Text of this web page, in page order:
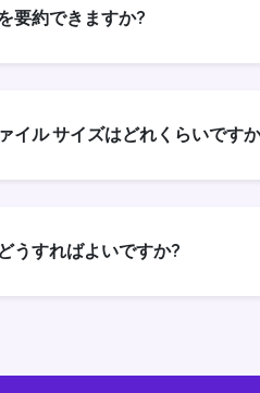
要約できますか?
イル サイズはどれくらいです
うすればよいですか?